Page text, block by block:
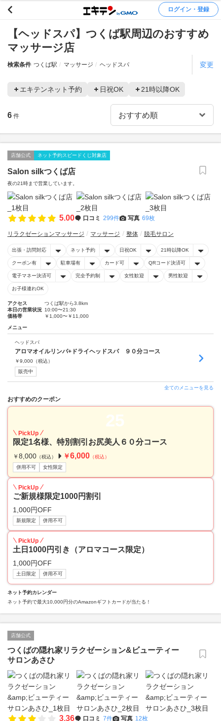
ログイン・登録
【ヘッドスパ】つくば駅周辺のおすすめ
マッサージ店
検索条件 つくば駅 マッサージ ヘッドスパ 変更
エキテンネット予約 日祝OK 21時以降OK
6 件
店舗公式 ネット予約スピードくじ対象店
Salon silkつくば店
夜の21時まで営業しています。
5.00 口コミ 299件 写真 69枚
リラクゼーションマッサージ マッサージ 整体 脱毛サロン
出張・訪問対応 ネット予約 日祝OK 21時以降OK
クーポン有 駐車場有 カード可 QRコード決済可
電子マネー決済可 完全予約制 女性歓迎 男性歓迎
お子様連れOK
アクセス
つくば駅から3.8km
本日の営業状況 10:00〜21:30
価格帯
￥1,000〜￥11,000
メニュー
ヘッドスパ
アロマオイルリンパ+ドライヘッドスパ ９０分コース
￥9,000 （税込）
販売中
全てのメニューを見る
おすすめのクーポン
25
PickUp
限定1名様、特別割引お尻美人６０分コース
￥ 8,000 （税込） ￥6,000 （税込）
併用不可
女性限定
PickUp
ご新規様限定1000円割引
1,000円OFF
新規限定 併用不可
PickUp
土日1000円引き（アロマコース限定）
1,000円OFF
土日限定 併用不可
ネット予約カレンダー
ネット予約で最大10,000円分のAmazonギフトカードが当たる！
店舗公式
つくばの隠れ家リラクゼーション&ビューティー
サロンあさひ
3.36 口コミ 7件 写真 12枚